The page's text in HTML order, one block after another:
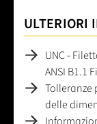
ULTERIORI
UNC -
ANSI B1.1
Tolleranze
delle